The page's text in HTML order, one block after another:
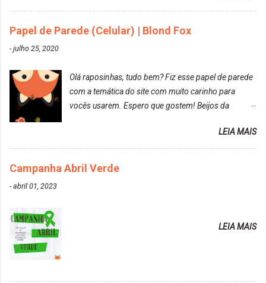
10.04. Após 30 minutos no cabelo, retirei o excesso
da tintura no banho e notei que os fios estavam
ressecados (Já ensinamos aqui no site, uma
caseira-cronograma-capilar.html ). Foi difícil retirar o
excesso. É uma tintura fácil de aplicar, o cheiro é
agradável. Cabelo antes da descoloração da raiz:
LIBERDADE PARA SER MAIS VOCÊ 10.04 LOURO
Papel de Parede (Celular) | Blond Fox
-julho 25, 2020
Olá raposinhas, tudo bem? Fiz esse papel de parede
com a temática do site com muito carinho para
vocês usarem. Espero que gostem! Beijos da
LEIA MAIS
Campanha Abril Verde
-abril 01, 2023
LEIA MAIS